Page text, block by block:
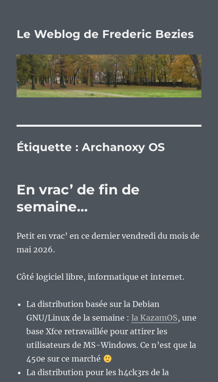
Le Weblog de Frederic Bezies
Étiquette :Archanoxy OS
En vrac’ de fin de
semaine…
Petit en vrac’ en ce dernier vendredi du mois de
mai 2026.
Côté logiciel libre, informatique et internet.
La distribution basée sur la Debian
GNU/Linux de la semaine :la KazamOS, une
base Xfce retravaillée pour attirer les
utilisateurs de MS-Windows. Ce n’est que la
450e sur ce marché
La distribution pour les h4ck3rs de la